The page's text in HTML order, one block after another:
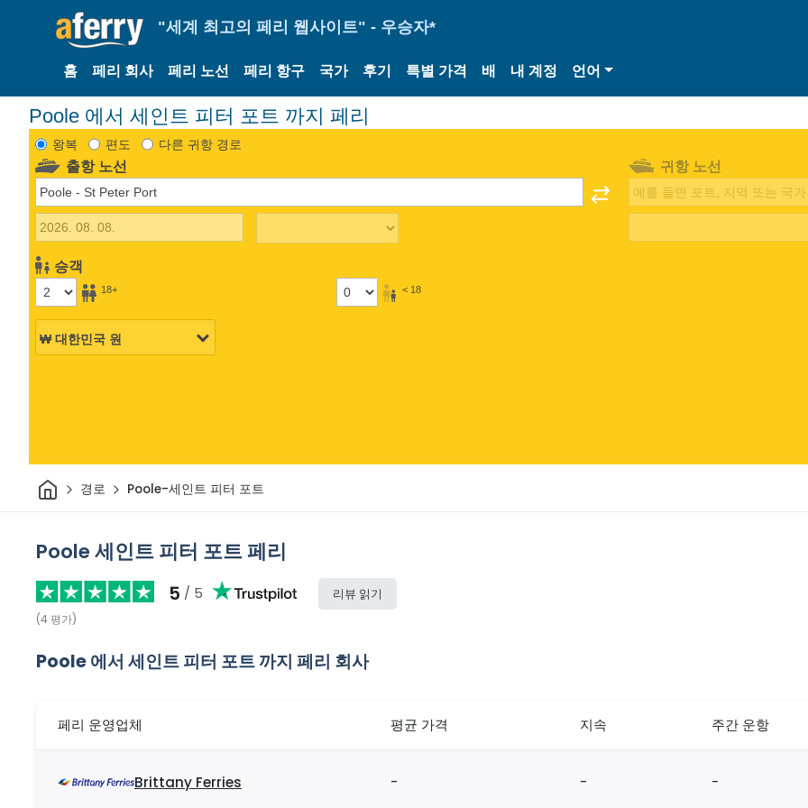
"세계 최고의 페리 웹사이트" - 우승자*
홈 페리 회사 페리 노선 페리 항구 국가 후기 특별 가격 배 내 계정 언어
Poole 에서 세인트 피터 포트 까지 페리
왕복 편도 다른 귀항 경로
출항 노선
승객
18+ < 18
귀항 노선
집 경로 Poole-세인트 피터 포트
Poole 세인트 피터 포트 페리
5 / 5
(4 평가)
리뷰 읽기
Poole 에서 세인트 피터 포트 까지 페리 회사
페리 운영업체 평균 가격 지속 주간 운항
Brittany Ferries - - -